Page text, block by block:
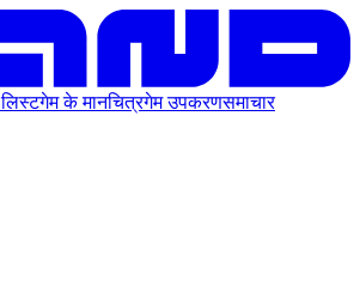
गेम के मानचित्रगेम उपकरणसमाचार